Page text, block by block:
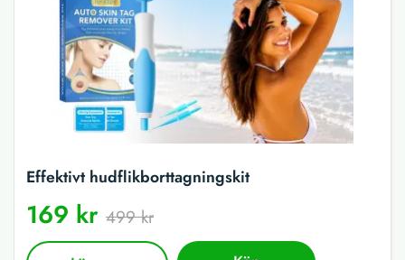
Effektivt hudflikborttagningskit
169 kr 499 kr